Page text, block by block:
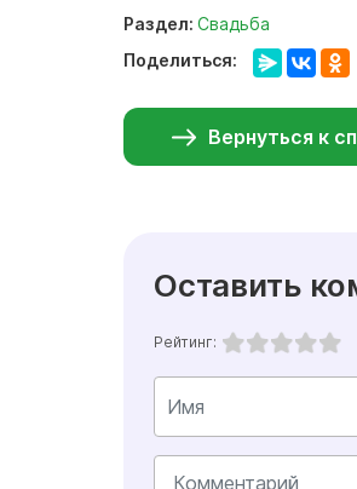
Раздел: Свадьба
Поделиться:
Вернуться к
Оставить
Рейтинг: